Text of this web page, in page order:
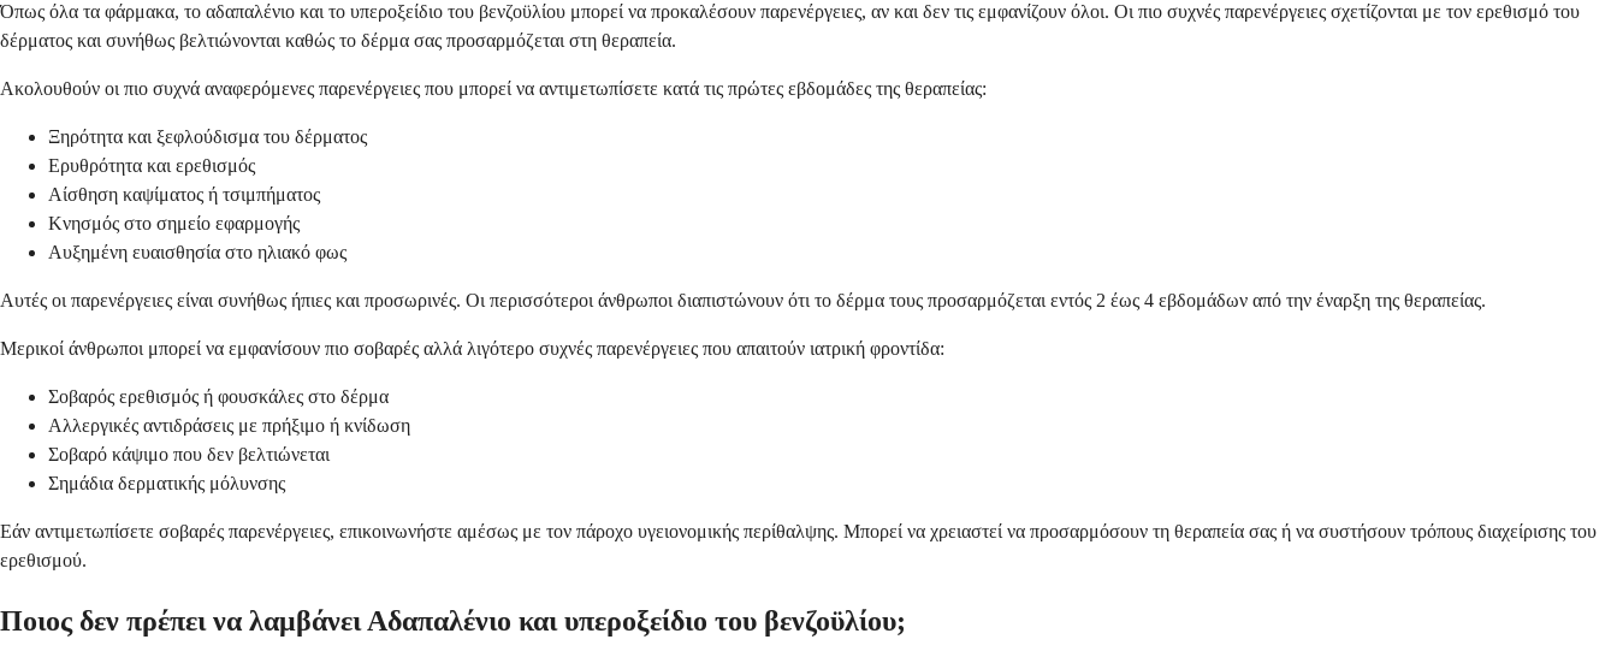
Όπως όλα τα φάρμακα, το αδαπαλένιο και το υπεροξείδιο του βενζοϋλίου μπορεί να προκαλέσουν παρενέργειες, αν και δεν τις εμφανίζουν όλοι. Οι πιο συχνές παρενέργειες σχετίζονται με τον ερεθισμό του
δέρματος και συνήθως βελτιώνονται καθώς το δέρμα σας προσαρμόζεται στη θεραπεία.
Ακολουθούν οι πιο συχνά αναφερόμενες παρενέργειες που μπορεί να αντιμετωπίσετε κατά τις πρώτες εβδομάδες της θεραπείας:
Ξηρότητα και ξεφλούδισμα του δέρματος
Ερυθρότητα και ερεθισμός
Αίσθηση καψίματος ή τσιμπήματος
Κνησμός στο σημείο εφαρμογής
Αυξημένη ευαισθησία στο ηλιακό φως
Αυτές οι παρενέργειες είναι συνήθως ήπιες και προσωρινές. Οι περισσότεροι άνθρωποι διαπιστώνουν ότι το δέρμα τους προσαρμόζεται εντός 2 έως 4 εβδομάδων από την έναρξη της θεραπείας.
Μερικοί άνθρωποι μπορεί να εμφανίσουν πιο σοβαρές αλλά λιγότερο συχνές παρενέργειες που απαιτούν ιατρική φροντίδα:
Σοβαρός ερεθισμός ή φουσκάλες στο δέρμα
Αλλεργικές αντιδράσεις με πρήξιμο ή κνίδωση
Σοβαρό κάψιμο που δεν βελτιώνεται
Σημάδια δερματικής μόλυνσης
Εάν αντιμετωπίσετε σοβαρές παρενέργειες, επικοινωνήστε αμέσως με τον πάροχο υγειονομικής περίθαλψης. Μπορεί να χρειαστεί να προσαρμόσουν τη θεραπεία σας ή να συστήσουν τρόπους διαχείρισης του
ερεθισμού.
Ποιος δεν πρέπει να λαμβάνει Αδαπαλένιο και υπεροξείδιο του βενζοϋλίου;